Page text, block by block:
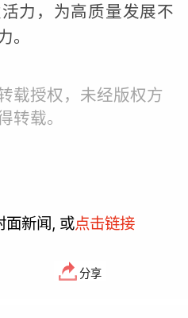
力，为高质量发展不
。
载授权，未经版权方
转载。
面新闻, 或点击链接
分享